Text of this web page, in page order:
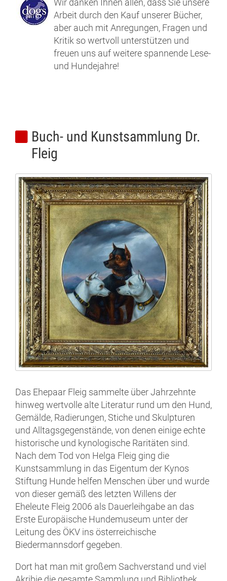
Wir danken Ihnen allen, dass Sie unsere
Arbeit durch den Kauf unserer Bücher,
aber auch mit Anregungen, Fragen und
Kritik so wertvoll unterstützen und
freuen uns auf weitere spannende Lese-
und Hundejahre!
Buch- und Kunstsammlung Dr.
Fleig
Das Ehepaar Fleig sammelte über Jahrzehnte
hinweg wertvolle alte Literatur rund um den Hund,
Gemälde, Radierungen, Stiche und Skulpturen
und Alltagsgegenstände, von denen einige echte
historische und kynologische Raritäten sind.
Nach dem Tod von Helga Fleig ging die
Kunstsammlung in das Eigentum der Kynos
Stiftung Hunde helfen Menschen über und wurde
von dieser gemäß des letzten Willens der
Eheleute Fleig 2006 als Dauerleihgabe an das
Erste Europäische Hundemuseum unter der
Leitung des ÖKV ins österreichische
Biedermannsdorf gegeben.
Dort hat man mit großem Sachverstand und viel